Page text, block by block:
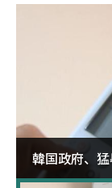
韓国政府、